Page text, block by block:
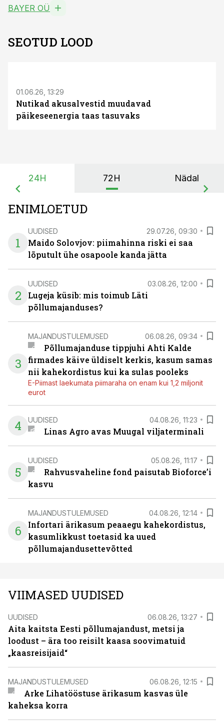
BAYER OÜ
SEOTUD LOOD
01.06.26, 13:29
Nutikad akusalvestid muudavad
päikeseenergia taas tasuvaks
24H 72H Nädal
ENIMLOETUD
1
UUDISED 29.07.26, 09:30
Maido Solovjov: piimahinna riski ei saa
lõputult ühe osapoole kanda jätta
2
UUDISED 03.08.26, 12:00
Lugeja küsib: mis toimub Läti
põllumajanduses?
3
MAJANDUSTULEMUSED 06.08.26, 09:34
Põllumajanduse tippjuhi Ahti Kalde
firmades käive üldiselt kerkis, kasum samas
nii kahekordistus kui ka sulas pooleks
E-Piimast laekumata piimaraha on enam kui 1,2 miljonit
eurot
4 UUDISED 04.08.26, 11:23
Linas Agro avas Muugal viljaterminali
5
UUDISED 05.08.26, 11:17
Rahvusvaheline fond paisutab Bioforce’i
kasvu
6
MAJANDUSTULEMUSED 04.08.26, 12:14
Infortari ärikasum peaaegu kahekordistus,
kasumlikkust toetasid ka uued
põllumajandusettevõtted
VIIMASED UUDISED
UUDISED 06.08.26, 13:27
Aita kaitsta Eesti põllumajandust, metsi ja
loodust – ära too reisilt kaasa soovimatuid
„kaasreisijaid“
MAJANDUSTULEMUSED 06.08.26, 12:15
Arke Lihatööstuse ärikasum kasvas üle
kaheksa korra